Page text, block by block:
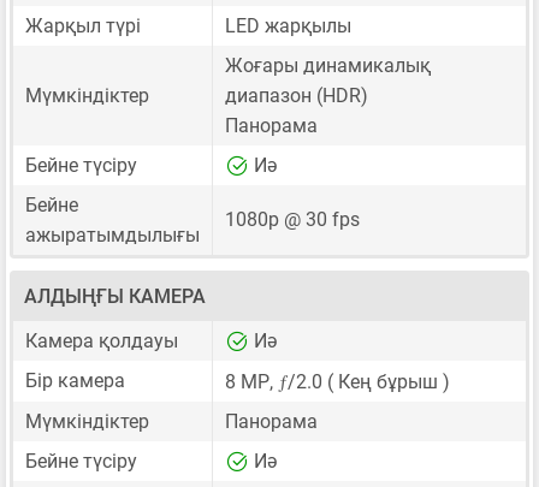
Жарқыл түрі
LED жарқылы
Мүмкіндіктер
Жоғары динамикалық
диапазон (HDR)
Панорама
Бейне түсіру
Иә
Бейне
ажыратымдылығы
1080p @ 30 fps
АЛДЫҢҒЫ КАМЕРА
Камера қолдауы
Иә
Бір камера
8 MP, ƒ/2.0 ( Кең бұрыш )
Мүмкіндіктер
Панорама
Бейне түсіру
Иә